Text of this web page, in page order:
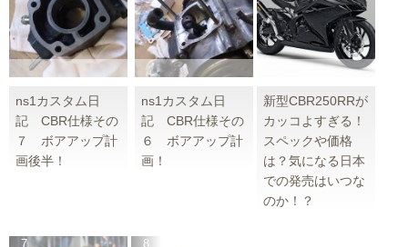
ns1カスタム日
記 CBR仕様その
７ ボアアップ計
画後半！
ns1カスタム日
記 CBR仕様その
６ ボアアップ計
画！
新型CBR250RRが
カッコよすぎる！
スペックや価格
は？気になる日本
での発売はいつな
のか！？